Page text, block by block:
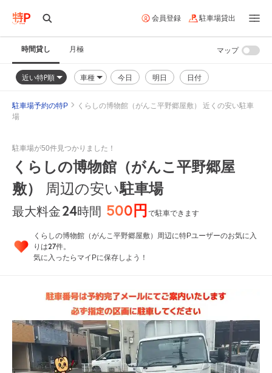
会員登録 駐車場貸出
時間貸し 月極
近い特P順 車種 今日 明日 日付
マップ
駐車場予約の特P
くらしの博物館（がんこ平野郷屋敷） 近くの安い駐車
場
駐車場が50件見つかりました！
くらしの博物館（がんこ平野郷屋
敷）
周辺の安い駐車場
最大料金24時間 500円で駐車できます
くらしの博物館（がんこ平野郷屋敷）周辺に特Pユーザーのお気に入
りは27件。
気に入ったらマイPに保存しよう！